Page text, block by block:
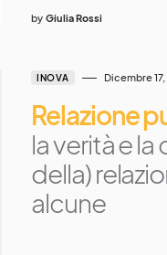
by Giulia Rossi
INOVA Dicembre
Relazione
la verità e la
della)
alcune